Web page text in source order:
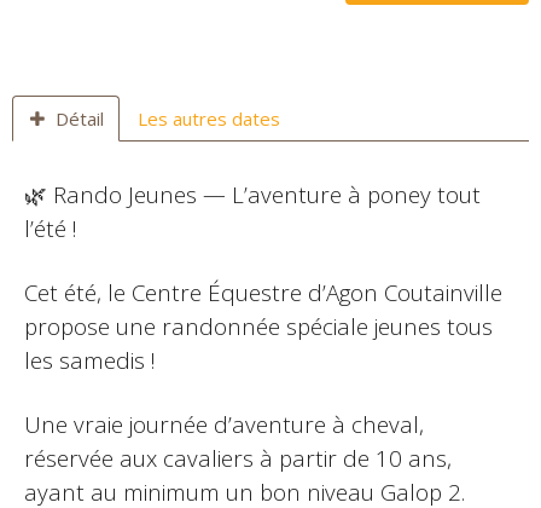
Détail Les autres dates
🌿 Rando Jeunes — L’aventure à poney tout
l’été !
Cet été, le Centre Équestre d’Agon Coutainville
propose une randonnée spéciale jeunes tous
les samedis !
Une vraie journée d’aventure à cheval,
réservée aux cavaliers à partir de 10 ans,
ayant au minimum un bon niveau Galop 2.